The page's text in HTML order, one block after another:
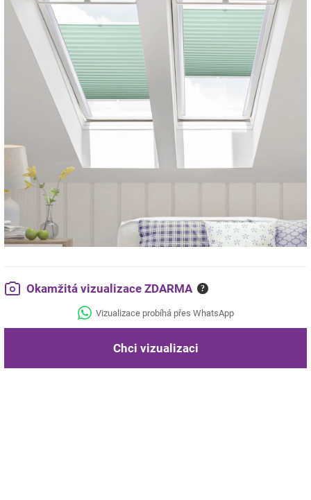
Okamžitá vizualizace ZDARMA ?
Vizualizace probíhá přes WhatsApp
Chci vizualizaci